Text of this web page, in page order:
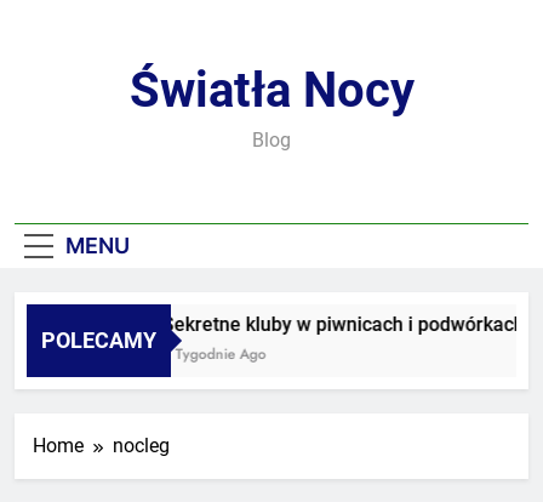
Światła Nocy
Blog
MENU
POLECAMY
Sekretne kluby w piwnicach i podwórkach
2 Tygodnie Ago
Home nocleg